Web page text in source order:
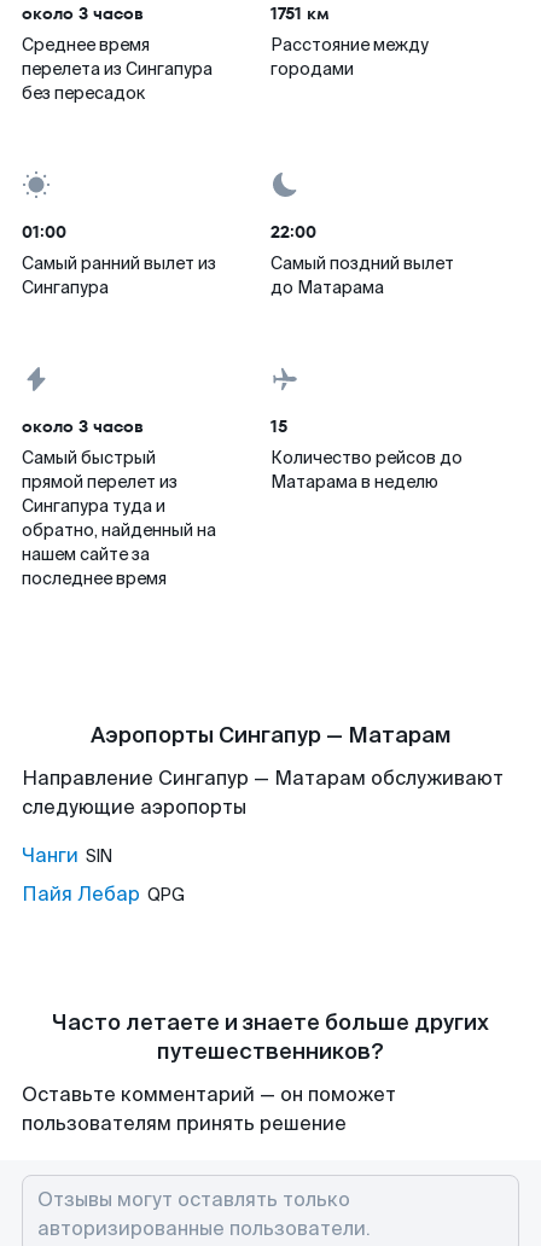
около 3 часов
Среднее время
перелета из Сингапура
без пересадок
1751 км
Расстояние между
городами
01:00
Самый ранний вылет из
Сингапура
22:00
Самый поздний вылет
до Матарама
около 3 часов
Самый быстрый
прямой перелет из
Сингапура туда и
обратно, найденный на
нашем сайте за
последнее время
15
Количество рейсов до
Матарама в неделю
Аэропорты Сингапур — Матарам
Направление Сингапур — Матарам обслуживают
следующие аэропорты
Чанги SIN
Пайя Лебар QPG
Часто летаете и знаете больше других
путешественников?
Оставьте комментарий — он поможет
пользователям принять решение